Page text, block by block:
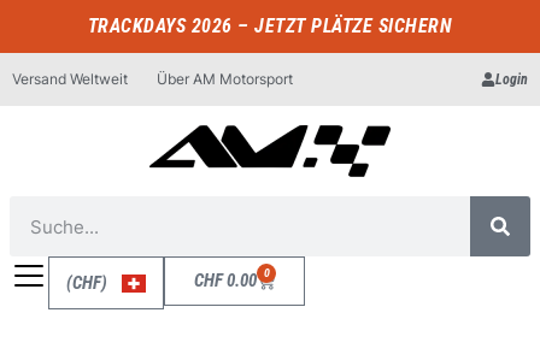
TRACKDAYS 2026 – JETZT PLÄTZE SICHERN
Versand Weltweit Über AM Motorsport Login
(CHF) CHF0.00 0